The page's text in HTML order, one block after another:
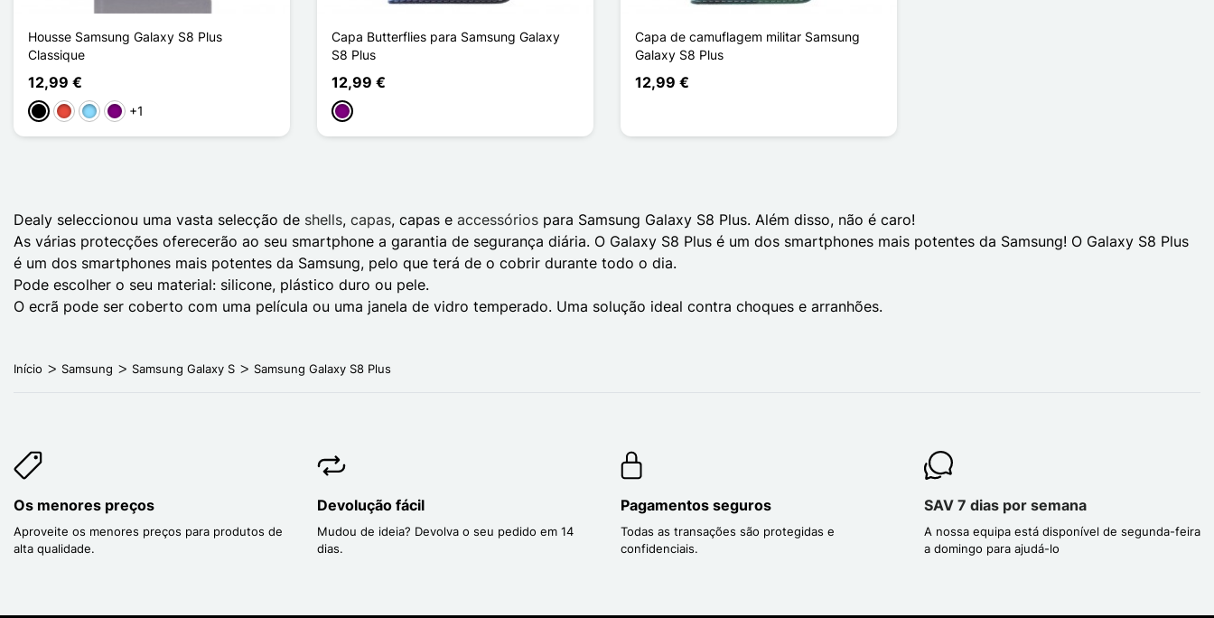
Housse Samsung Galaxy S8 Plus
Classique
12,99 €
PretoVermelhoAzul Claro
Púrpura
+1
Capa Butterflies para Samsung Galaxy
S8 Plus
12,99 €
Púrpura
Capa de camuflagem militar Samsung
Galaxy S8 Plus
12,99 €
Dealy seleccionou uma vasta selecção de shells, capas, capas e accessórios para Samsung Galaxy S8 Plus. Além disso, não é caro!
As várias protecções oferecerão ao seu smartphone a garantia de segurança diária. O Galaxy S8 Plus é um dos smartphones mais potentes da Samsung! O Galaxy S8 Plus
é um dos smartphones mais potentes da Samsung, pelo que terá de o cobrir durante todo o dia.
Pode escolher o seu material: silicone, plástico duro ou pele.
O ecrã pode ser coberto com uma película ou uma janela de vidro temperado. Uma solução ideal contra choques e arranhões.
Início Samsung Samsung Galaxy S Samsung Galaxy S8 Plus
Os menores preços
Aproveite os menores preços para produtos de
alta qualidade.
Devolução fácil
Mudou de ideia? Devolva o seu pedido em 14
dias.
Pagamentos seguros
Todas as transações são protegidas e
confidenciais.
SAV 7 dias por semana
A nossa equipa está disponível de segunda-feira
a domingo para ajudá-lo